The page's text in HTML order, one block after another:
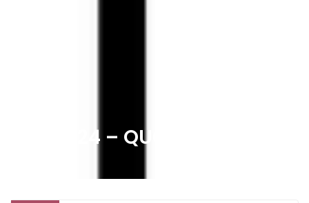
26/09/24 – QUOI DE NEUF ?